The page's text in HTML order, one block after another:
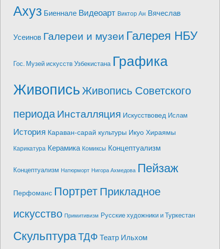
Ахуз Биеннале Видеоарт Виктор Ан Вячеслав
Усеинов Галереи и музеи Галерея НБУ
Гос. Музей искусств Узбекистана Графика
ЖивописьЖивопись Советского
периодаИнсталляция Искусствовед Ислам
История Караван-сарай культуры Икуо Хираямы
Карикатура Керамика Комиксы Концептуализм
Концептуализм Натюрморт Нигора Ахмедова Пейзаж
Перфоманс ПортретПрикладное
искусство Примитивизм Русские художники и Туркестан
СкульптураТДФ Театр Ильхом